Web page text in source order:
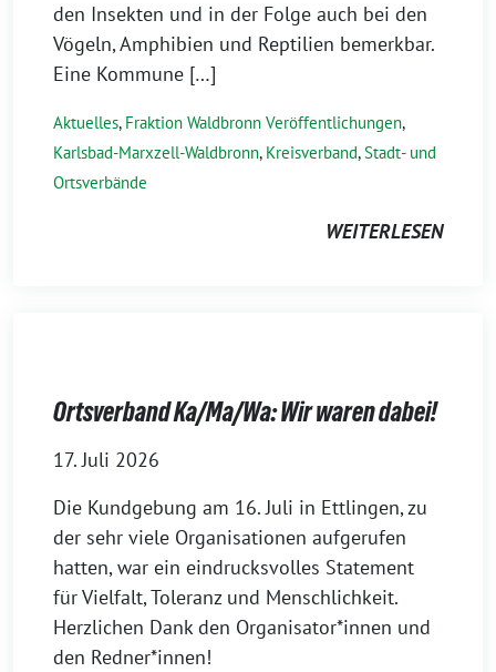
den Insekten und in der Folge auch bei den
Vögeln, Amphibien und Reptilien bemerkbar.
Eine Kommune […]
Aktuelles, Fraktion Waldbronn Veröffentlichungen,
Karlsbad-Marxzell-Waldbronn, Kreisverband,Stadt- und
Ortsverbände
WEITERLESEN
Ortsverband Ka/Ma/Wa: Wir waren dabei!
17. Juli 2026
Die Kundgebung am 16. Juli in Ettlingen, zu
der sehr viele Organisationen aufgerufen
hatten, war ein eindrucksvolles Statement
für Vielfalt, Toleranz und Menschlichkeit.
Herzlichen Dank den Organisator*innen und
den Redner*innen!